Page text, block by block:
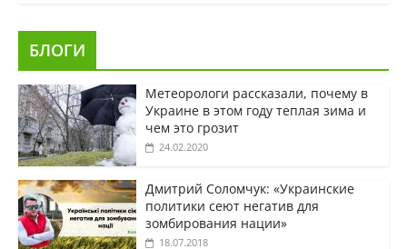
БЛОГИ
Метеорологи рассказали, почему в
Украине в этом году теплая зима и
чем это грозит
24.02.2020
Дмитрий Соломчук: «Украинские
политики сеют негатив для
зомбирования нации»
18.07.2018